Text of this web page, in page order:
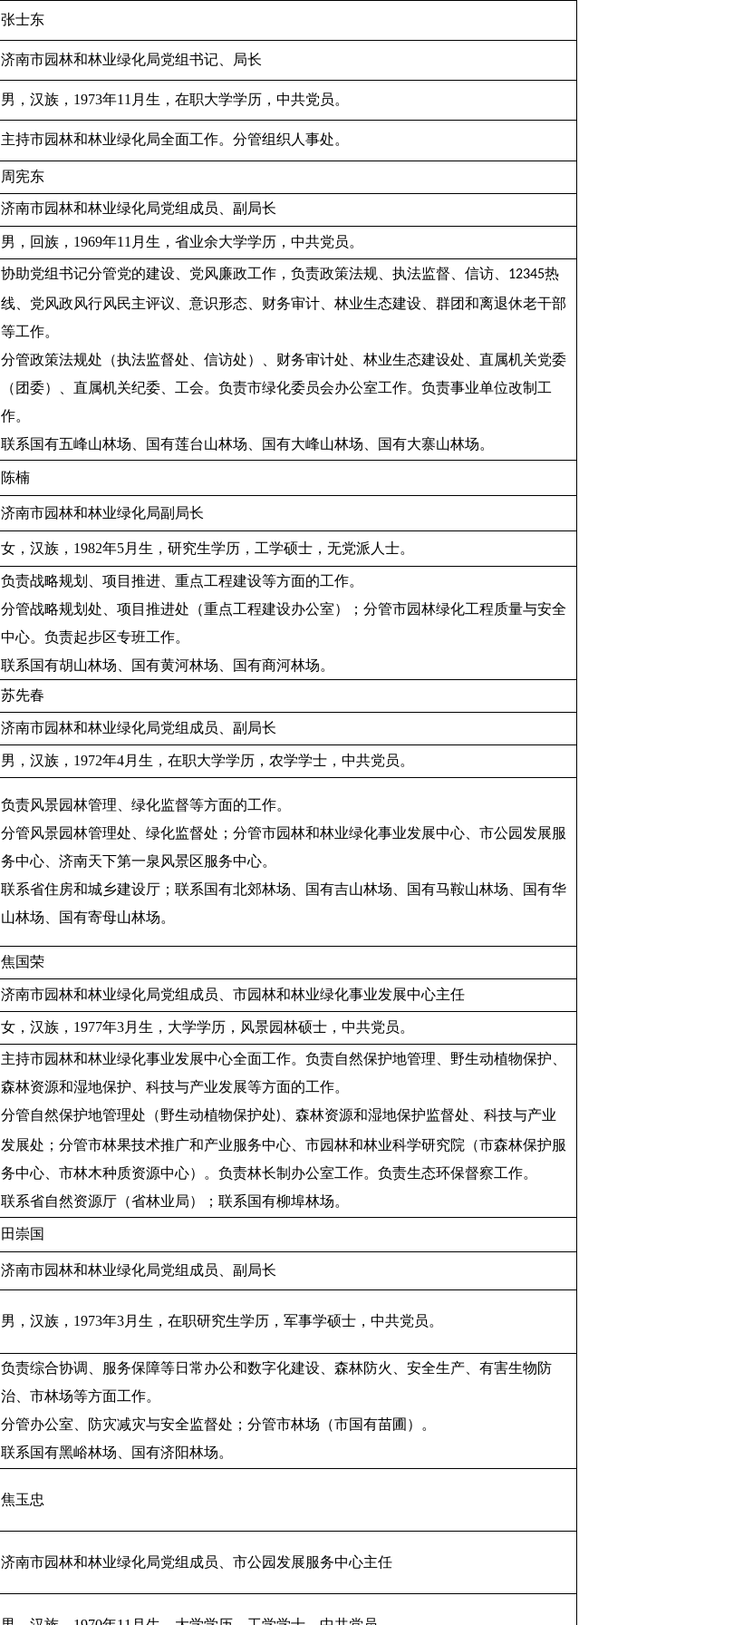
张士东
济南市园林和林业绿化局党组书记、局长
男，汉族， 1973年11月生，在职大学学历，中共党员。
主持市园林和林业绿化局全面工作。分管组织人事处。
周宪东
济南市园林和林业绿化局党组成员、副局长
男，回族， 1969年11月生，省业余大学学历，中共党员。
协助党组书记分管党的建设、党风廉政工作，负责政策法规、执法监督、信访、 12345热
线、党风政风行风民主评议、意识形态、财务审计、林业生态建设、群团和离退休老干部
等工作。
分管政策法规处（执法监督处、信访处）、财务审计处、林业生态建设处、直属机关党委
（团委）、直属机关纪委、工会。负责市绿化委员会办公室工作。负责事业单位改制工
作。
联系国有五峰山林场、国有莲台山林场、国有大峰山林场、国有大寨山林场。
陈楠
济南市园林和林业绿化局副局长
女，汉族， 1982年5月生，研究生学历，工学硕士，无党派人士。
负责战略规划、项目推进、重点工程建设等方面的工作。
分管战略规划处、项目推进处（重点工程建设办公室）；分管市园林绿化工程质量与安全
中心。负责起步区专班工作。
联系国有胡山林场、国有黄河林场、国有商河林场。
苏先春
济南市园林和林业绿化局党组成员、副局长
男，汉族， 1972年4月生，在职大学学历，农学学士，中共党员。
负责风景园林管理、绿化监督等方面的工作。
分管风景园林管理处、绿化监督处；分管市园林和林业绿化事业发展中心、市公园发展服
务中心、济南天下第一泉风景区服务中心。
联系省住房和城乡建设厅；联系国有北郊林场、国有吉山林场、国有马鞍山林场、国有华
山林场、国有寄母山林场。
焦国荣
济南市园林和林业绿化局党组成员、市园林和林业绿化事业发展中心主任
女，汉族， 1977年3月生，大学学历，风景园林硕士，中共党员。
主持市园林和林业绿化事业发展中心全面工作。负责自然保护地管理、野生动植物保护、
森林资源和湿地保护、科技与产业发展等方面的工作。
分管自然保护地管理处（野生动植物保护处)
、森林资源和湿地保护监督处、科技与产业
发展处；分管市林果技术推广和产业服务中心、市园林和林业科学研究院（市森林保护服
务中心、市林木种质资源中心）。负责林长制办公室工作。负责生态环保督察工作。
联系省自然资源厅（省林业局）；联系国有柳埠林场。
田崇国
济南市园林和林业绿化局党组成员、副局长
男，汉族， 1973年3月生，在职研究生学历，军事学硕士，中共党员。
负责综合协调、服务保障等日常办公和数字化建设、森林防火、安全生产、有害生物防
治、市林场等方面工作。
分管办公室、防灾减灾与安全监督处；分管市林场（市国有苗圃）。
联系国有黑峪林场、国有济阳林场。
焦玉忠
济南市园林和林业绿化局党组成员、市公园发展服务中心主任